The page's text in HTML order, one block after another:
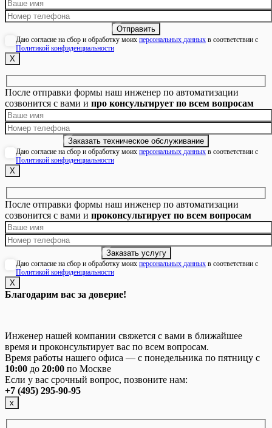
Даю согласие на сбор и обработку моих персональных данных в соответствии с
Политикой конфиденциальности
Х
После отправки формы наш инженер по автоматизации
созвонится с вами и про консультирует по всем вопросам
Даю согласие на сбор и обработку моих персональных данных в соответствии с
Политикой конфиденциальности
Х
После отправки формы наш инженер по автоматизации
созвонится с вами и проконсультирует по всем вопросам
Даю согласие на сбор и обработку моих персональных данных в соответствии с
Политикой конфиденциальности
Х
Благодарим вас за доверие!
Инженер нашей компании свяжется с вами в ближайшее
время и проконсультирует вас по всем вопросам.
Время работы нашего офиса — с понедельника по пятницу с
10:00 до 20:00 по Москве
Если у вас срочный вопрос, позвоните нам:
+7 (495) 295-90-95
х